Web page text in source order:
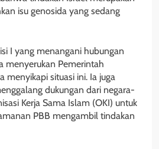
isu genosida yang sedang
I yang menangani hubungan
menyerukan Pemerintah
menyikapi situasi ini. Ia juga
dukungan dari negara-
Kerja Sama Islam (OKI) untuk
PBB mengambil tindakan